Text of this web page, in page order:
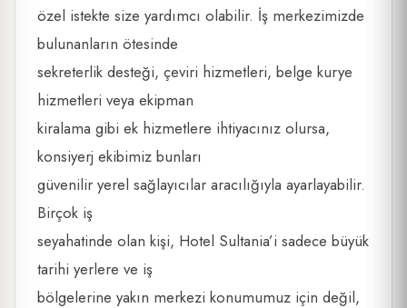
özel istekte size yardımcı olabilir. İş merkezimizde
bulunanların ötesinde
sekreterlik desteği, çeviri hizmetleri, belge kurye
hizmetleri veya ekipman
kiralama gibi ek hizmetlere ihtiyacınız olursa,
konsiyerj ekibimiz bunları
güvenilir yerel sağlayıcılar aracılığıyla ayarlayabilir.
Birçok iş
seyahatinde olan kişi, Hotel Sultania’i sadece büyük
tarihi yerlere ve iş
bölgelerine yakın merkezi konumumuz için değil,